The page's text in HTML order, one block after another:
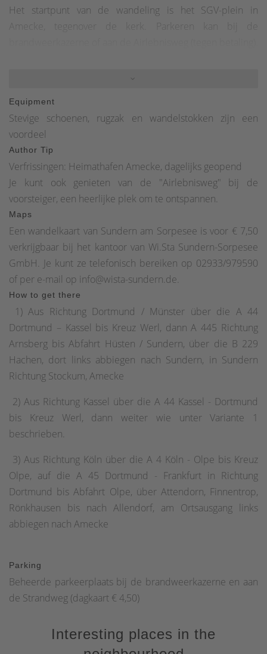
Het startpunt van de wandeling is het SGV-plein in
Amecke, tegenover de kerk. Parkeren kan bij de
bereikt u het natuurmonument 'Krause Eiche', een echt
schilderachtige, oude, getrommelde eik. Bankjes nodigen
je uit om hier je eerste rust te nemen. De route gaat verder
omhoog naar de Höhweg, waar je ook de Sauerland-
Waldroute tegenkomt. Hier, op de hoogten tussen
Sundern en het Sorpesee, kun je de bijzonder
indrukwekkende gevolgen van de orkaan Kyrill in 2007
zien. Als je achterom kijkt, heb je een prachtig uitzicht op
het Sauerland Siebengebirge rond Stockum. Na iets
minder dan 2 km verlaten we de Waldroute weer, het pad
gaat nu naar Die Linke en gaat bergafwaarts het
middenhellingpad van de Sorpetalsperre op. Hier houd je
weer Die Linke aan en "ga je rustig, altijd met uitzicht op
het Sorpesee, terug naar Amecke. De laatste twee
kilometer van de wandelroute lopen direct langs de
Sorpesee en de nieuwe "Airlebnisweg" bij het stuwmeer.
Equipment
Stevige schoenen, rugzak en wandelstokken zijn een
voordeel
Author Tip
Verfrissingen: Heimathafen Amecke, dagelijks geopend
Je kunt ook genieten van de "Airlebnisweg" bij de
voorsteiger, een heerlijke plek om te ontspannen.
Maps
Een wandelkaart van Sundern am Sorpesee is voor € 7,50
verkrijgbaar bij het kantoor van Wi.Sta Sundern-Sorpesee
GmbH. Je kunt ze telefonisch bereiken op 02933/979590
of per e-mail op info@wista-sundern.de.
How to get there
1) Aus Richtung Dortmund / Münster über die A 44
Dortmund – Kassel bis Kreuz Werl, dann A 445 Richtung
Arnsberg bis Abfahrt Hüsten / Sundern, über die B 229
Hachen, dort links abbiegen nach Sundern, in Sundern
Richtung Stockum, Amecke
2) Aus Richtung Kassel über die A 44 Kassel - Dortmund
bis Kreuz Werl, dann weiter wie unter Variante 1
beschrieben.
3) Aus Richtung Köln über die A 4 Köln - Olpe bis Kreuz
Olpe, auf die A 45 Dortmund - Frankfurt in Richtung
Dortmund bis Abfahrt Olpe, über Attendorn, Finnentrop,
Rönkhausen bis nach Allendorf, am Ortsausgang links
abbiegen nach Amecke
Parking
Beheerde parkeerplaats bij de brandweerkazerne en aan
de Strandweg (dagkaart € 4,50)
Interesting places in the